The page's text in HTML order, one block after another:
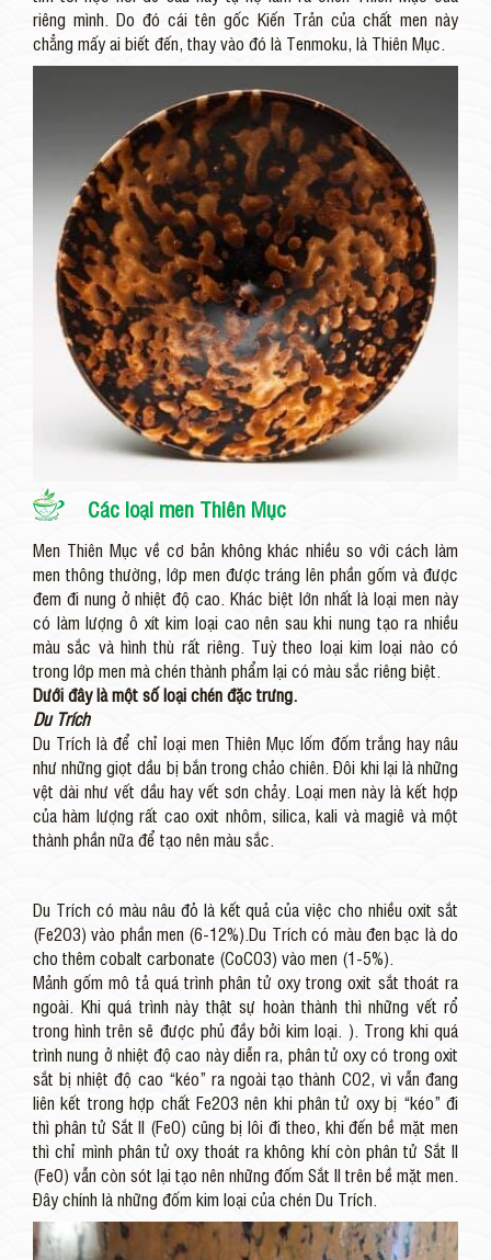
riêng mình. Do đó cái tên gốc Kiến Trản của chất men này
chẳng mấy ai biết đến, thay vào đó là Tenmoku, là Thiên Mục.
Các loại men Thiên Mục
Men Thiên Mục về cơ bản không khác nhiều so với cách làm
men thông thường, lớp men được tráng lên phần gốm và được
đem đi nung ở nhiệt độ cao. Khác biệt lớn nhất là loại men này
có làm lượng ô xít kim loại cao nên sau khi nung tạo ra nhiều
màu sắc và hình thù rất riêng. Tuỳ theo loại kim loại nào có
trong lớp men mà chén thành phẩm lại có màu sắc riêng biệt.
Dưới đây là một số loại chén đặc trưng.
Du Trích
Du Trích là để chỉ loại men Thiên Mục lốm đốm trắng hay nâu
như những giọt dầu bị bắn trong chảo chiên. Đôi khi lại là những
vệt dài như vết dầu hay vết sơn chảy. Loại men này là kết hợp
của hàm lượng rất cao oxit nhôm, silica, kali và magiê và một
thành phần nữa để tạo nên màu sắc.
Du Trích có màu nâu đỏ là kết quả của việc cho nhiều oxit sắt
(Fe2O3) vào phần men (6-12%).Du Trích có màu đen bạc là do
cho thêm cobalt carbonate (CoCO3) vào men (1-5%).
Mảnh gốm mô tả quá trình phân tử oxy trong oxit sắt thoát ra
ngoài. Khi quá trình này thật sự hoàn thành thì những vết rổ
trong hình trên sẽ được phủ đầy bởi kim loại. ). Trong khi quá
trình nung ở nhiệt độ cao này diễn ra, phân tử oxy có trong oxit
sắt bị nhiệt độ cao “kéo” ra ngoài tạo thành CO2, vì vẫn đang
liên kết trong hợp chất Fe2O3 nên khi phân tử oxy bị “kéo” đi
thì phân tử Sắt II (FeO) cũng bị lôi đi theo, khi đến bề mặt men
thì chỉ mình phân tử oxy thoát ra không khí còn phân tử Sắt II
(FeO) vẫn còn sót lại tạo nên những đốm Sắt II trên bề mặt men.
Đây chính là những đốm kim loại của chén Du Trích.